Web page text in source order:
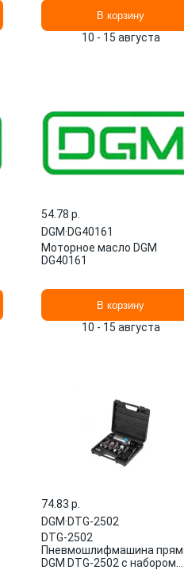
В корзину
10 - 15 августа
54.78 p.
DGM·DG40161
Моторное масло DGM
DG40161
В корзину
10 - 15 августа
74.83 p.
DGM·DTG-2502
DTG-2502
Пневмошлифмашина
DGM DTG-2502 с набором